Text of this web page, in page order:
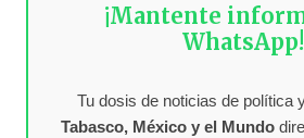
¡Mantente
WhatsApp!
Tu dosis de noticias de política
Tabasco, México y el Mundo